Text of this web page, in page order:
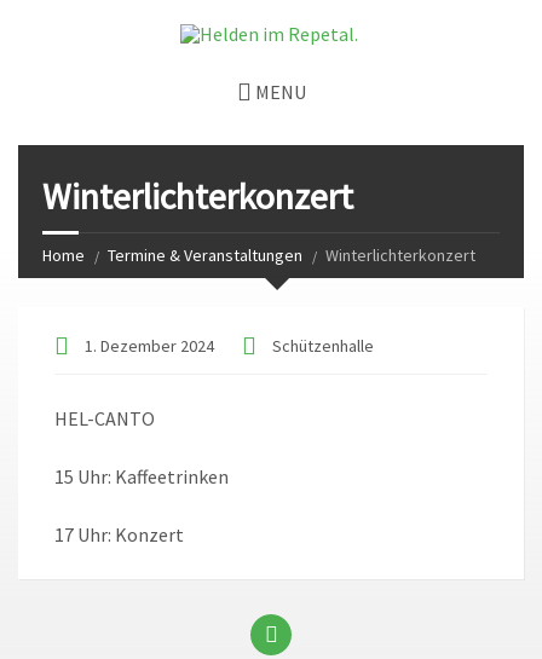
MENU
Winterlichterkonzert
Home Termine & Veranstaltungen Winterlichterkonzert
1. Dezember 2024 Schützenhalle
HEL-CANTO
15 Uhr: Kaffeetrinken
17 Uhr: Konzert